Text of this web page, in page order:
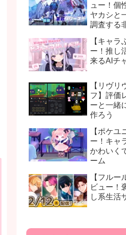
ュー！個
ヤカシと
調査する
【キャラ
ー！推し
来るAIチ
【リヴリ
フ】評価
ーと一緒
作ろう
【ポケユ
ー！キャ
かわいく
ーム
【フルー
ビュー！
し系生活